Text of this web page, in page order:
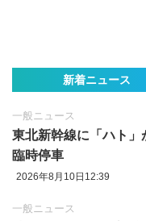
新着ニュース
一般ニュース
東北新幹線に「ハト」
臨時停車
2026年8月10日12:39
一般ニュース